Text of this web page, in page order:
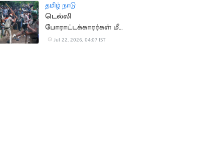
தமிழ் நாடு
டெல்லி
போராட்டக்காரர்கள் மீது
தாக்குதல் வழக்கு இன்று
Jul 22, 2026, 04:07 IST